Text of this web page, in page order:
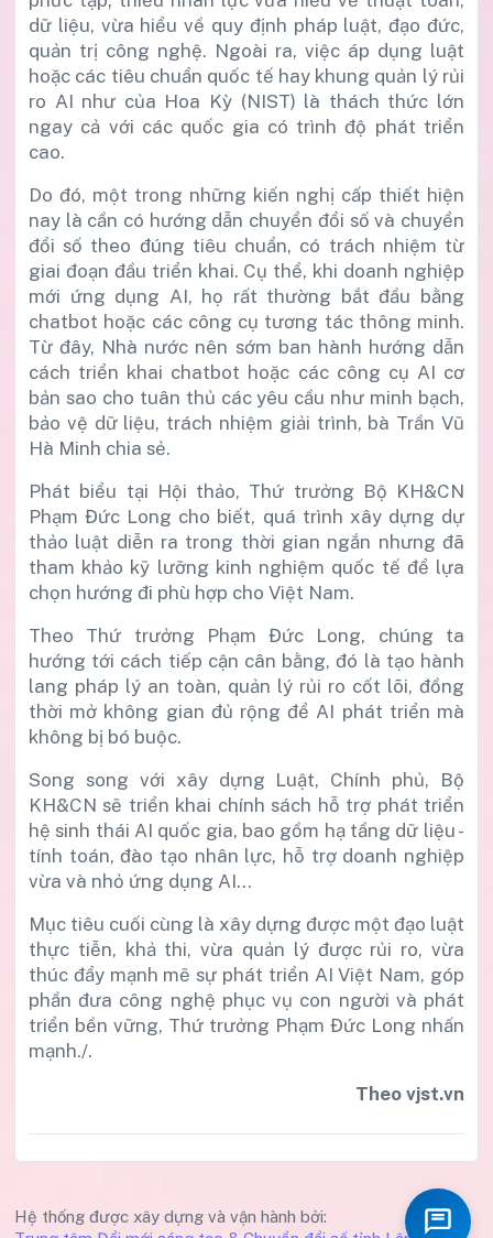
dữ liệu, vừa hiểu về quy định pháp luật, đạo đức,
quản trị công nghệ. Ngoài ra, việc áp dụng luật
hoặc các tiêu chuẩn quốc tế hay khung quản lý rủi
ro AI như của Hoa Kỳ (NIST) là thách thức lớn
ngay cả với các quốc gia có trình độ phát triển
cao.
Do đó, một trong những kiến nghị cấp thiết hiện
nay là cần có hướng dẫn chuyển đổi số và chuyển
đổi số theo đúng tiêu chuẩn, có trách nhiệm từ
giai đoạn đầu triển khai. Cụ thể, khi doanh nghiệp
mới ứng dụng AI, họ rất thường bắt đầu bằng
chatbot hoặc các công cụ tương tác thông minh.
Từ đây, Nhà nước nên sớm ban hành hướng dẫn
cách triển khai chatbot hoặc các công cụ AI cơ
bản sao cho tuân thủ các yêu cầu như minh bạch,
bảo vệ dữ liệu, trách nhiệm giải trình, bà Trần Vũ
Hà Minh chia sẻ.
Phát biểu tại Hội thảo, Thứ trưởng Bộ KH&CN
Phạm Đức Long cho biết, quá trình xây dựng dự
thảo luật diễn ra trong thời gian ngắn nhưng đã
tham khảo kỹ lưỡng kinh nghiệm quốc tế để lựa
chọn hướng đi phù hợp cho Việt Nam.
Theo Thứ trưởng Phạm Đức Long, chúng ta
hướng tới cách tiếp cận cân bằng, đó là tạo hành
lang pháp lý an toàn, quản lý rủi ro cốt lõi, đồng
thời mở không gian đủ rộng để AI phát triển mà
không bị bó buộc.
Song song với xây dựng Luật, Chính phủ, Bộ
KH&CN sẽ triển khai chính sách hỗ trợ phát triển
hệ sinh thái AI quốc gia, bao gồm hạ tầng dữ liệu -
tính toán, đào tạo nhân lực, hỗ trợ doanh nghiệp
vừa và nhỏ ứng dụng AI...
Mục tiêu cuối cùng là xây dựng được một đạo luật
thực tiễn, khả thi, vừa quản lý được rủi ro, vừa
thúc đẩy mạnh mẽ sự phát triển AI Việt Nam, góp
phần đưa công nghệ phục vụ con người và phát
triển bền vững, Thứ trưởng Phạm Đức Long nhấn
mạnh./.
Theo vjst.vn
Hệ thống được xây dựng và vận hành bởi: